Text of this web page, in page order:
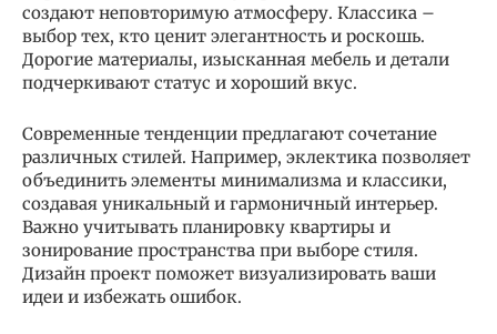
создают неповторимую атмосферу. Классика –
выбор тех, кто ценит элегантность и роскошь.
Дорогие материалы, изысканная мебель и детали
подчеркивают статус и хороший вкус.
Современные тенденции предлагают сочетание
различных стилей. Например, эклектика позволяет
объединить элементы минимализма и классики,
создавая уникальный и гармоничный интерьер.
Важно учитывать планировку квартиры и
зонирование пространства при выборе стиля.
Дизайн проект поможет визуализировать ваши
идеи и избежать ошибок.